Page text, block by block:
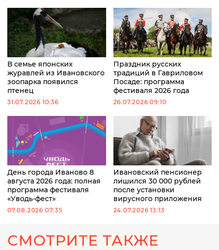
В семье японских
журавлей из Ивановского
зоопарка появился
птенец
31.07.2026 10:36
Праздник русских
традиций в Гавриловом
Посаде: программа
фестиваля 2026 года
26.07.2026 09:10
День города Иваново 8
августа 2026 года: полная
программа фестиваля
«Уводь-фест»
07.08.2026 07:35
Ивановский пенсионер
лишился 30 000 рублей
после установки
вирусного приложения
24.07.2026 13:13
СМОТРИТЕ ТАКЖЕ